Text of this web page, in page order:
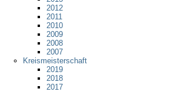
2012
2011
2010
2009
2008
2007
Kreismeisterschaft
2019
2018
2017